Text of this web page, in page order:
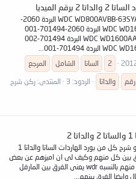
الميديا
السلام عليكم ورحمة الله وبركاته WDC WD800AVBB-63SYA0 البردة 2060-
701494-001 WDC WD1600AABB-00PUA0 البردة 2060-701494-001
2060-701494-002 WDC WD1600AABB-22PUA0 البردة 701494-002
2 الساتا الشامل
المرجع
والداتا الردود: 3 المنتدى: ركن شرح
ارجو من الاعضاء المتميزين طلب وهو شرح كل من بورد الهاردات الساتا والداتا 1
ناحيه الفرق بين كل منهم وكيف لى ان اميزهم عن بعض
وماذا اختار عند العمل على اى بورده منهم بالنسبه wdr يعنى الفرق بين المارفل
وايضا الفرق بينهم...